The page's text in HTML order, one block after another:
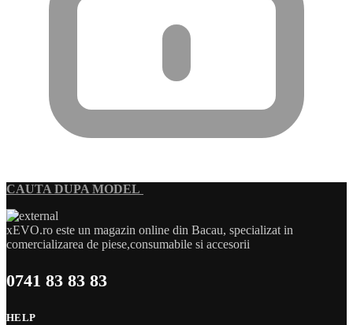
CAUTA DUPA MODEL
xEVO.ro este un magazin online din Bacau, specializat in
comercializarea de piese,consumabile si accesorii
0741 83 83 83
HELP